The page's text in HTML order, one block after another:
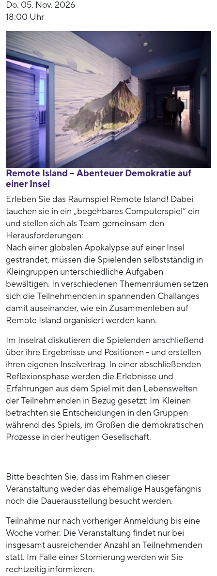
Do. 05. Nov. 2026
18:00 Uhr
Remote Island – Abenteuer Demokratie auf
einer Insel
Erleben Sie das Raumspiel Remote Island! Dabei
tauchen sie in ein „begehbares Computerspiel“ ein
und stellen sich als Team gemeinsam den
Herausforderungen:
Nach einer globalen Apokalypse auf einer Insel
gestrandet, müssen die Spielenden selbstständig in
Kleingruppen unterschiedliche Aufgaben
bewältigen. In verschiedenen Themenräumen setzen
sich die Teilnehmenden in spannenden Challanges
damit auseinander, wie ein Zusammenleben auf
Remote Island organisiert werden kann.
Im Inselrat diskutieren die Spielenden anschließend
über ihre Ergebnisse und Positionen - und erstellen
ihren eigenen Inselvertrag. In einer abschließenden
Reflexionsphase werden die Erlebnisse und
Erfahrungen aus dem Spiel mit den Lebenswelten
der Teilnehmenden in Bezug gesetzt: Im Kleinen
betrachten sie Entscheidungen in den Gruppen
während des Spiels, im Großen die demokratischen
Prozesse in der heutigen Gesellschaft.
Bitte beachten Sie, dass im Rahmen dieser
Veranstaltung weder das ehemalige Hausgefängnis
noch die Dauerausstellung besucht werden.
Teilnahme nur nach vorheriger Anmeldung bis eine
Woche vorher. Die Veranstaltung findet nur bei
insgesamt ausreichender Anzahl an Teilnehmenden
statt. Im Falle einer Stornierung werden wir Sie
rechtzeitig informieren.